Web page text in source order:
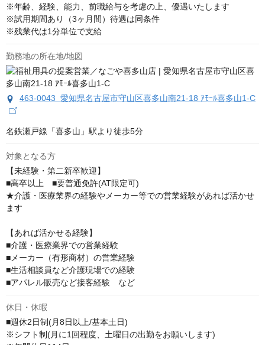
※年齢、経験、能力、前職給与を考慮の上、優遇いたします
※試用期間あり（3ヶ月間）待遇は同条件
※残業代は1分単位で支給
勤務地の所在地/地図
463-0043 愛知県名古屋市守山区喜多山南21-18 ｱﾓｰﾙ喜多山1-C
名鉄瀬戸線「喜多山」駅より徒歩5分
対象となる方
【未経験・第二新卒歓迎】
■高卒以上　■要普通免許(AT限定可)
★介護・医療業界の経験やメーカー等での営業経験があれば活かせ
ます
【あれば活かせる経験】
■介護・医療業界での営業経験
■メーカー（有形商材）の営業経験
■生活相談員など介護現場での経験
■アパレル販売など接客経験　など
休日・休暇
■週休2日制(月8日以上/基本土日)
※シフト制(月に1回程度、土曜日の出勤をお願いします)